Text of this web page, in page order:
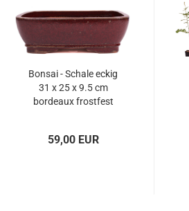
Bonsai - Schale eckig
31 x 25 x 9.5 cm
bordeaux frostfest
59,00 EUR